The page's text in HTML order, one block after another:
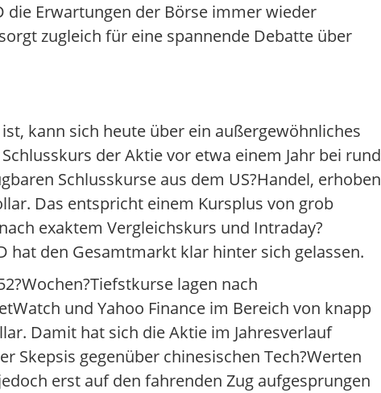
die Erwartungen der Börse immer wieder
zugleich für eine spannende Debatte über
kann sich heute über ein außergewöhnliches
der Aktie vor etwa einem Jahr bei rund
Schlusskurse aus dem US?Handel, erhoben
Das entspricht einem Kursplus von grob
exaktem Vergleichskurs und Intraday?
hat den Gesamtmarkt klar hinter sich gelassen.
lagen nach
und Yahoo Finance im Bereich von knapp
Damit hat sich die Aktie im Jahresverlauf
Skepsis gegenüber chinesischen Tech?Werten
erst auf den fahrenden Zug aufgesprungen